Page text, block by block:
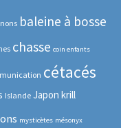
baleine à bosse
chasse coin enfants
cétacés
Islande Japon krill
mysticètes mésonyx